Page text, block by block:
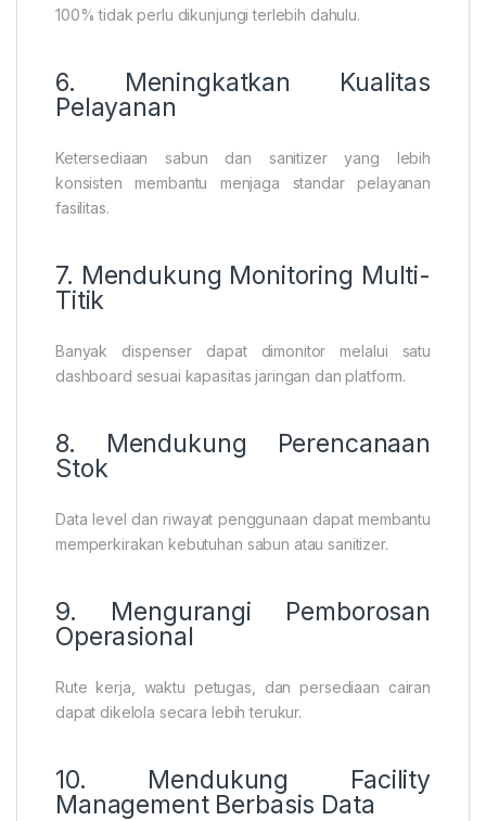
100% tidak perlu dikunjungi terlebih dahulu.
6. Meningkatkan Kualitas
Pelayanan
Ketersediaan sabun dan sanitizer yang lebih
konsisten membantu menjaga standar pelayanan
fasilitas.
7. Mendukung Monitoring Multi-
Titik
Banyak dispenser dapat dimonitor melalui satu
dashboard sesuai kapasitas jaringan dan platform.
8. Mendukung Perencanaan
Stok
Data level dan riwayat penggunaan dapat membantu
memperkirakan kebutuhan sabun atau sanitizer.
9. Mengurangi Pemborosan
Operasional
Rute kerja, waktu petugas, dan persediaan cairan
dapat dikelola secara lebih terukur.
10. Mendukung Facility
Management Berbasis Data